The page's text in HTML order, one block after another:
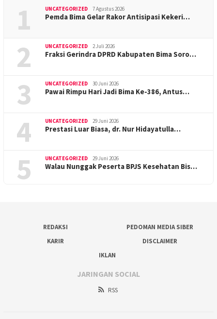
1 UNCATEGORIZED 7 Agustus 2026
Pemda Bima Gelar Rakor Antisipasi Kekeri…
2 UNCATEGORIZED 2 Juli 2026
Fraksi Gerindra DPRD Kabupaten Bima Soro…
3 UNCATEGORIZED 30 Juni 2026
Pawai Rimpu Hari Jadi Bima Ke-386, Antus…
4 UNCATEGORIZED 29 Juni 2026
Prestasi Luar Biasa, dr. Nur Hidayatulla…
5 UNCATEGORIZED 29 Juni 2026
Walau Nunggak Peserta BPJS Kesehatan Bis…
REDAKSI
PEDOMAN MEDIA SIBER
KARIR
DISCLAIMER
IKLAN
JARINGAN SOCIAL
RSS